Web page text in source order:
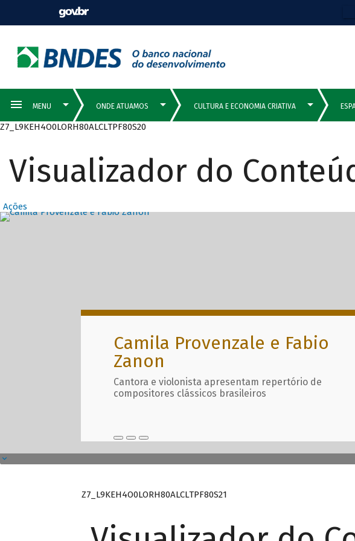
Z7_L9KEH4O0LORH80ALCLTPF80S20
Visualizador do
Ações
Destaques
Camila Provenzale e Fabio
Zanon
Cantora e violonista apresentam repertório de
compositores clássicos brasileiros
Z7_L9KEH4O0LORH80ALCLTPF80S21